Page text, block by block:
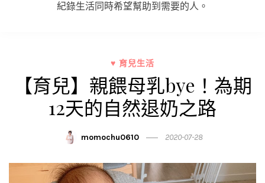
紀錄生活同時希望幫助到需要的人。
♥ 育兒生活
【育兒】親餵母乳bye！為期
12天的自然退奶之路
momochu0610 2020-07-28